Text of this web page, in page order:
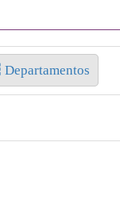
Departamentos